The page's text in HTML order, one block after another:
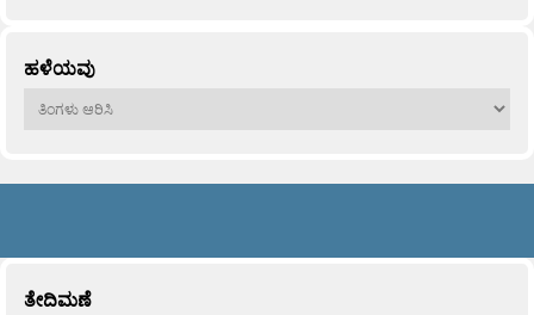
ಹಳೆಯವು
ಹಳೆಯವು
ತೇದಿಮಣೆ